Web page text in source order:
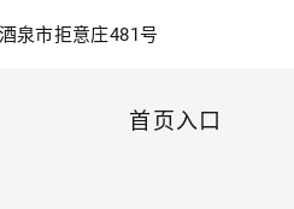
酒泉市拒意庄481号
首页入口